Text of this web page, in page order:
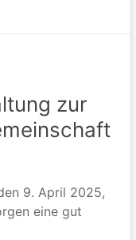
zur
9. April 2025,
eine gut